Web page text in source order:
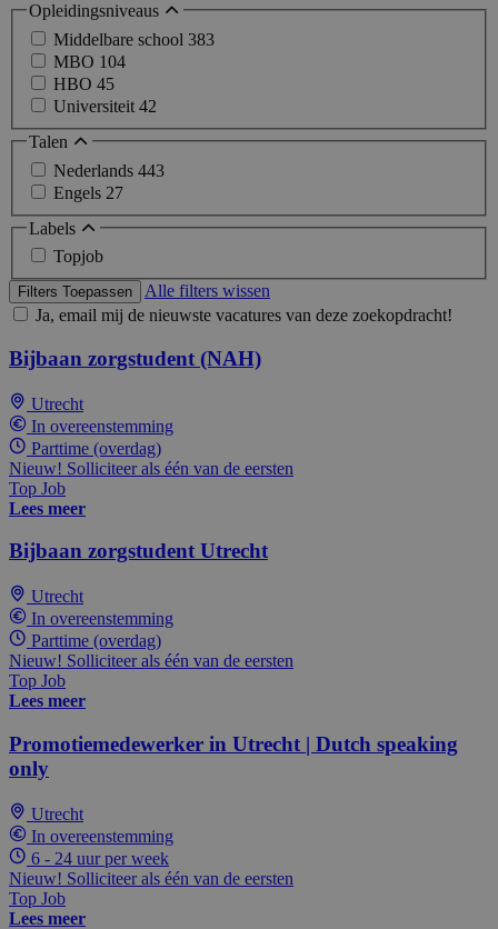
Opleidingsniveaus
Middelbare school 383
MBO 104
HBO 45
Universiteit 42
Talen
Nederlands 443
Engels 27
Labels
Topjob
Filters Toepassen
Alle filters wissen
Ja, email mij de nieuwste vacatures van deze zoekopdracht!
Bijbaan zorgstudent (NAH)
Utrecht
In overeenstemming
Parttime (overdag)
Nieuw! Solliciteer als één van de eersten
Top Job
Lees meer
Bijbaan zorgstudent Utrecht
Utrecht
In overeenstemming
Parttime (overdag)
Nieuw! Solliciteer als één van de eersten
Top Job
Lees meer
Promotiemedewerker in Utrecht | Dutch speaking
only
Utrecht
In overeenstemming
6 - 24 uur per week
Nieuw! Solliciteer als één van de eersten
Top Job
Lees meer